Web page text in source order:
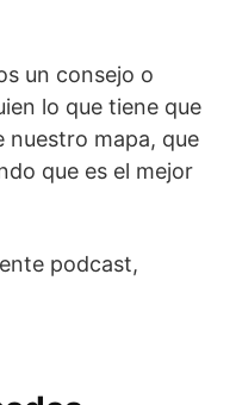
un consejo o
lo que tiene que
nuestro mapa, que
que es el mejor
podcast,